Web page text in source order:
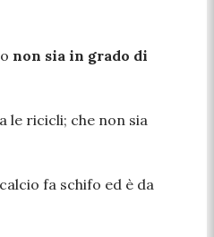
non sia in grado di
le ricicli; che non sia
fa schifo ed è da